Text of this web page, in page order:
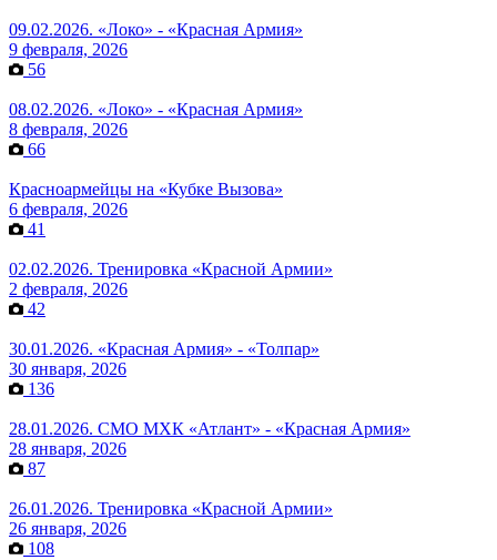
09.02.2026. «Локо» - «Красная Армия»
9 февраля, 2026
56
08.02.2026. «Локо» - «Красная Армия»
8 февраля, 2026
66
Красноармейцы на «Кубке Вызова»
6 февраля, 2026
41
02.02.2026. Тренировка «Красной Армии»
2 февраля, 2026
42
30.01.2026. «Красная Армия» - «Толпар»
30 января, 2026
136
28.01.2026. СМО МХК «Атлант» - «Красная Армия»
28 января, 2026
87
26.01.2026. Тренировка «Красной Армии»
26 января, 2026
108